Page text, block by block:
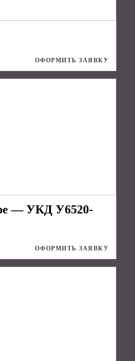
ОФОРМИТЬ ЗАЯВКУ
— УКД У6520-
ОФОРМИТЬ ЗАЯВКУ